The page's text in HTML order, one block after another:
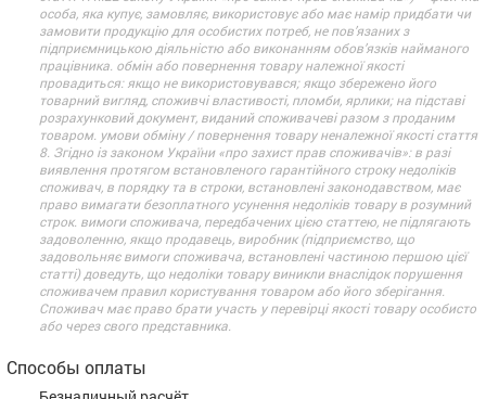
особа, яка купує, замовляє, використовує або має намір придбати чи
замовити продукцію для особистих потреб, не пов’язаних з
підприємницькою діяльністю або виконанням обов’язків найманого
працівника. обмін або повернення товару належної якості
провадиться: якщо не використовувався; якщо збережено його
товарний вигляд, споживчі властивості, пломби, ярлики; на підставі
розрахунковий документ, виданий споживачеві разом з проданим
товаром. умови обміну / повернення товару неналежної якості стаття
8. Згідно із законом України «про захист прав споживачів»: в разі
виявлення протягом встановленого гарантійного строку недоліків
споживач, в порядку та в строки, встановлені законодавством, має
право вимагати безоплатного усунення недоліків товару в розумний
строк. вимоги споживача, передбачених цією статтею, не підлягають
задоволенню, якщо продавець, виробник (підприємство, що
задовольняє вимоги споживача, встановлені частиною першою цієї
статті) доведуть, що недоліки товару виникли внаслідок порушення
споживачем правил користування товаром або його зберігання.
Споживач має право брати участь у перевірці якості товару особисто
або через свого представника.
Способы оплаты